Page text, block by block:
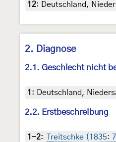
12: Deutschland,
2. Diagnose
2.1. Geschlecht nicht
1 : Deutschland,
2.2. Erstbeschreibung
1-2: Treitschke (1835: